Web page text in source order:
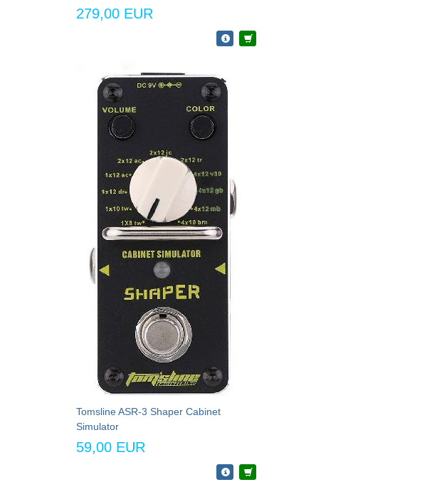
279,00 EUR
Tomsline ASR-3 Shaper Cabinet
Simulator
59,00 EUR